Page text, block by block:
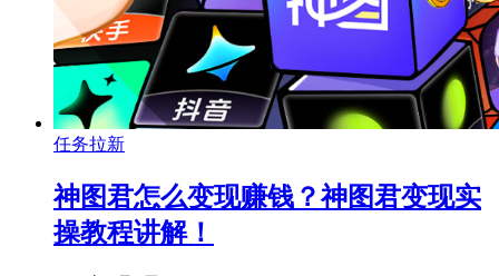
任务拉新
神图君怎么变现赚钱？神图君变现实
操教程讲解！